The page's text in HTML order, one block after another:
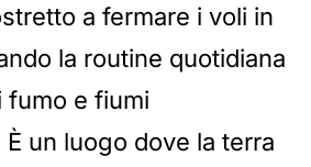
a fermare i voli in
la routine quotidiana
fumo e fiumi
un luogo dove la terra